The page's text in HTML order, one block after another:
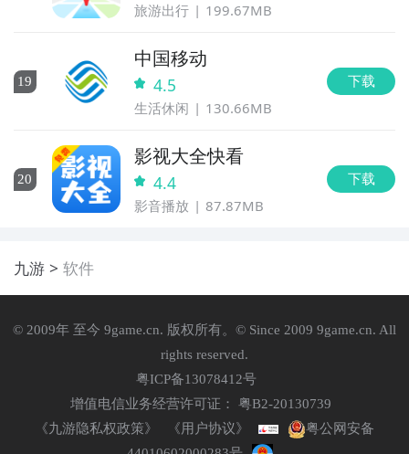
旅游出行 199.67MB
19
中国移动
4.5
生活休闲 130.66MB
下载
20
影视大全快看
4.4
影音播放 87.87MB
下载
九游 软件
© 2009年 至今 9game.cn. 版权所有。© Since 2009 9game.cn. All
rights reserved.
粤ICP备13078412号
增值电信业务经营许可证： 粤B2-20130739
《九游隐私权政策》
《用户协议》
粤公网安备